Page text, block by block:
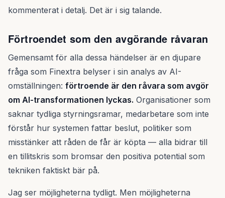
kommenterat i detalj. Det är i sig talande.
Förtroendet som den avgörande råvaran
Gemensamt för alla dessa händelser är en djupare
fråga som Finextra belyser i sin analys av AI-
omställningen: förtroende är den råvara som avgör
om AI-transformationen lyckas. Organisationer som
saknar tydliga styrningsramar, medarbetare som inte
förstår hur systemen fattar beslut, politiker som
misstänker att råden de får är köpta — alla bidrar till
en tillitskris som bromsar den positiva potential som
tekniken faktiskt bär på.
Jag ser möjligheterna tydligt. Men möjligheterna